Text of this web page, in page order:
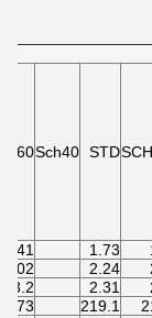
STD
Sch40
1.73
2.41
2.24
3.02
2.31
3.2
219.1
3.73